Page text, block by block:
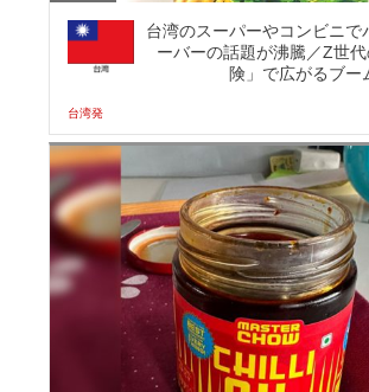
台湾のスーパーやコンビニで
ーバーの話題が沸騰／Z世
険」で広がるブー
台湾発